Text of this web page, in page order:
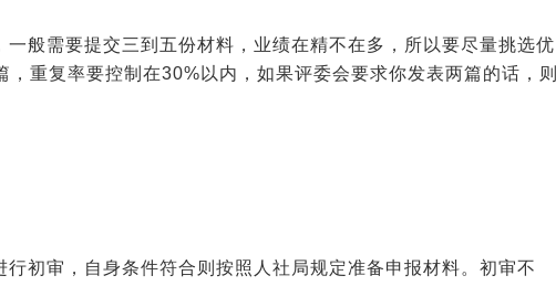
般需要提交三到五份材料，业绩在精不在多，所以要尽量挑选优
，重复率要控制在30%以内，如果评委会要求你发表两篇的话，则
初审，自身条件符合则按照人社局规定准备申报材料。初审不